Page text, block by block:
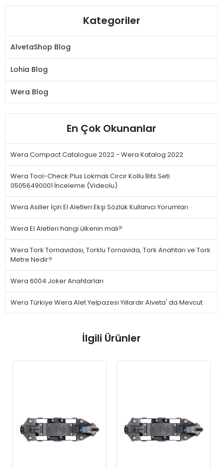
Kategoriler
AlvetaShop Blog
Lohia Blog
Wera Blog
En Çok Okunanlar
Wera Compact Catalogue 2022 - Wera Katalog 2022
Wera Tool-Check Plus Lokmalı Cırcır Kollu Bits Seti
05056490001 İnceleme (Videolu)
Wera Asiller İçin El Aletleri Ekşi Sözlük Kullanıcı Yorumları
Wera El Aletleri hangi ülkenin malı?
Wera Tork Tornavidası, Torklu Tornavida, Tork Anahtarı ve Tork
Metre Nedir?
Wera 6004 Joker Anahtarları
Wera Türkiye Wera Alet Yelpazesi Yıllardır Alveta' da Mevcut
İlgili Ürünler